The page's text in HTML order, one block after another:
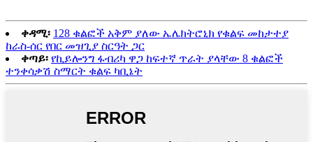
ቀዳሚ፡ 128 ቁልፎች አቅም ያለው ኤሌክትሮኒክ የቁልፍ መከታተያ
ከራስ-ሰር የበር መዝጊያ ስርዓት ጋር
ቀጣይ፡ የኪይሎንግ ፋብሪካ ዋጋ ከፍተኛ ጥራት ያላቸው 8 ቁልፎች
ተንቀሳቃሽ ስማርት ቁልፍ ካቢኔት